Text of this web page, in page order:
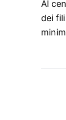
Al
dei